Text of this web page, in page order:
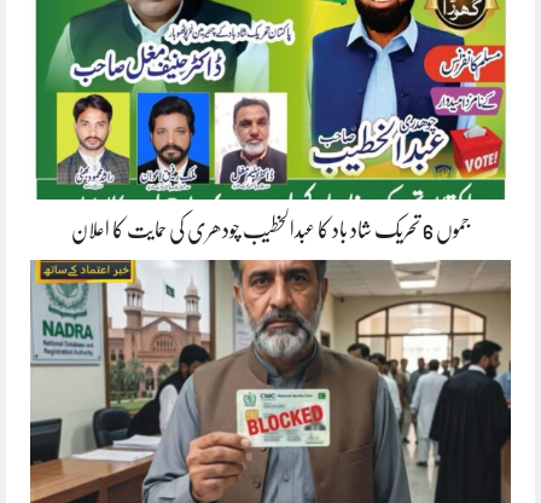
جموں 6 تحریک شاد باد کا عبدالخطیب چودھری کی حمایت کا اعلان